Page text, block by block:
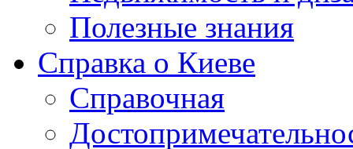
Полезные знания
Справка о Киеве
Справочная